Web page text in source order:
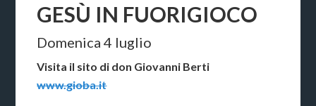
GESÙ IN FUORIGIOCO
Domenica 4 luglio
Visita il sito di don Giovanni Berti
www.gioba.it